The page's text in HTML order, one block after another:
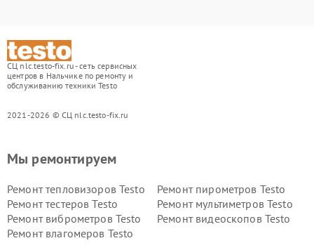
СЦ nlc.testo-fix.ru - сеть сервисных
центров в Нальчике по ремонту и
обслуживанию техники Testo
2021-2026 © СЦ nlc.testo-fix.ru
Мы ремонтируем
Ремонт тепловизоров Testo
Ремонт пирометров Testo
Ремонт тестеров Testo
Ремонт мультиметров Testo
Ремонт виброметров Testo
Ремонт видеоскопов Testo
Ремонт влагомеров Testo